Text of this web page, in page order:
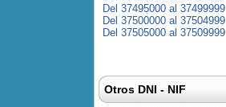
Del 37495000 al 37499999
Del 37500000 al 37504999
Del 37505000 al 37509999
Otros DNI - NIF